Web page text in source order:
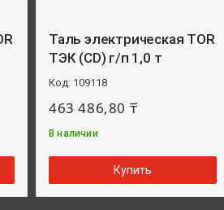
Таль электрическая TOR
ТЭК (CD) г/п 1,0 т
109118
463 486,80 ₸
В наличии
Купить